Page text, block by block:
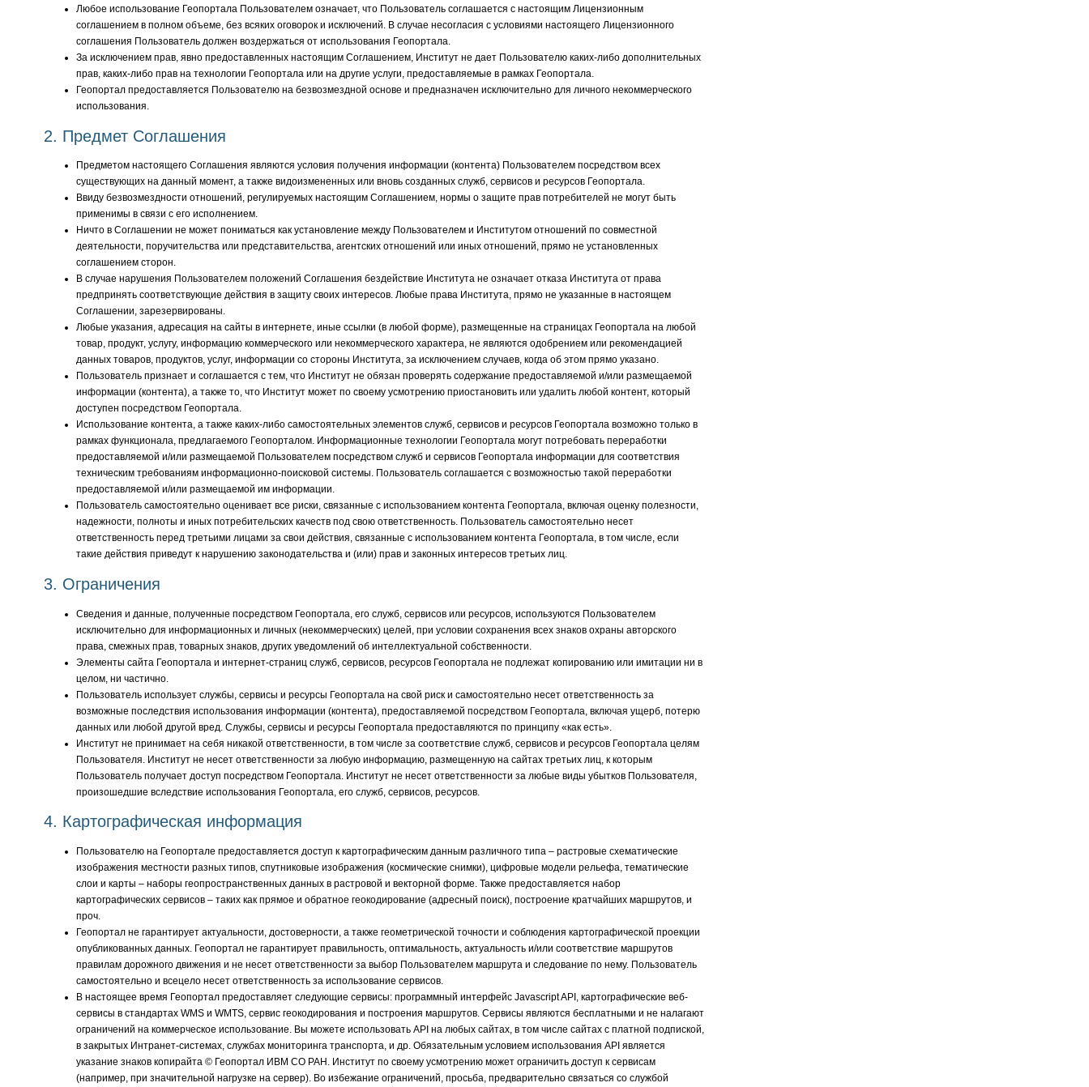
Любое использование Геопортала Пользователем означает, что Пользователь соглашается с настоящим Лицензионным
соглашением в полном объеме, без всяких оговорок и исключений. В случае несогласия с условиями настоящего Лицензионного
соглашения Пользователь должен воздержаться от использования Геопортала.
За исключением прав, явно предоставленных настоящим Соглашением, Институт не дает Пользователю каких-либо дополнительных
прав, каких-либо прав на технологии Геопортала или на другие услуги, предоставляемые в рамках Геопортала.
Геопортал предоставляется Пользователю на безвозмездной основе и предназначен исключительно для личного некоммерческого
использования.
2. Предмет Соглашения
Предметом настоящего Соглашения являются условия получения информации (контента) Пользователем посредством всех
существующих на данный момент, а также видоизмененных или вновь созданных служб, сервисов и ресурсов Геопортала.
Ввиду безвозмездности отношений, регулируемых настоящим Соглашением, нормы о защите прав потребителей не могут быть
применимы в связи с его исполнением.
Ничто в Соглашении не может пониматься как установление между Пользователем и Институтом отношений по совместной
деятельности, поручительства или представительства, агентских отношений или иных отношений, прямо не установленных
соглашением сторон.
В случае нарушения Пользователем положений Соглашения бездействие Института не означает отказа Института от права
предпринять соответствующие действия в защиту своих интересов. Любые права Института, прямо не указанные в настоящем
Соглашении, зарезервированы.
Любые указания, адресация на сайты в интернете, иные ссылки (в любой форме), размещенные на страницах Геопортала на любой
товар, продукт, услугу, информацию коммерческого или некоммерческого характера, не являются одобрением или рекомендацией
данных товаров, продуктов, услуг, информации со стороны Института, за исключением случаев, когда об этом прямо указано.
Пользователь признает и соглашается с тем, что Институт не обязан проверять содержание предоставляемой и/или размещаемой
информации (контента), а также то, что Институт может по своему усмотрению приостановить или удалить любой контент, который
доступен посредством Геопортала.
Использование контента, а также каких-либо самостоятельных элементов служб, сервисов и ресурсов Геопортала возможно только в
рамках функционала, предлагаемого Геопорталом. Информационные технологии Геопортала могут потребовать переработки
предоставляемой и/или размещаемой Пользователем посредством служб и сервисов Геопортала информации для соответствия
техническим требованиям информационно-поисковой системы. Пользователь соглашается с возможностью такой переработки
предоставляемой и/или размещаемой им информации.
Пользователь самостоятельно оценивает все риски, связанные с использованием контента Геопортала, включая оценку полезности,
надежности, полноты и иных потребительских качеств под свою ответственность. Пользователь самостоятельно несет
ответственность перед третьими лицами за свои действия, связанные с использованием контента Геопортала, в том числе, если
такие действия приведут к нарушению законодательства и (или) прав и законных интересов третьих лиц.
3. Ограничения
Сведения и данные, полученные посредством Геопортала, его служб, сервисов или ресурсов, используются Пользователем
исключительно для информационных и личных (некоммерческих) целей, при условии сохранения всех знаков охраны авторского
права, смежных прав, товарных знаков, других уведомлений об интеллектуальной собственности.
Элементы сайта Геопортала и интернет-страниц служб, сервисов, ресурсов Геопортала не подлежат копированию или имитации ни в
целом, ни частично.
Пользователь использует службы, сервисы и ресурсы Геопортала на свой риск и самостоятельно несет ответственность за
возможные последствия использования информации (контента), предоставляемой посредством Геопортала, включая ущерб, потерю
данных или любой другой вред. Службы, сервисы и ресурсы Геопортала предоставляются по принципу «как есть».
Институт не принимает на себя никакой ответственности, в том числе за соответствие служб, сервисов и ресурсов Геопортала целям
Пользователя. Институт не несет ответственности за любую информацию, размещенную на сайтах третьих лиц, к которым
Пользователь получает доступ посредством Геопортала. Институт не несет ответственности за любые виды убытков Пользователя,
произошедшие вследствие использования Геопортала, его служб, сервисов, ресурсов.
4. Картографическая информация
Пользователю на Геопортале предоставляется доступ к картографическим данным различного типа – растровые схематические
изображения местности разных типов, спутниковые изображения (космические снимки), цифровые модели рельефа, тематические
слои и карты – наборы геопространственных данных в растровой и векторной форме. Также предоставляется набор
картографических сервисов – таких как прямое и обратное геокодирование (адресный поиск), построение кратчайших маршрутов, и
проч.
Геопортал не гарантирует актуальности, достоверности, а также геометрической точности и соблюдения картографической проекции
опубликованных данных. Геопортал не гарантирует правильность, оптимальность, актуальность и/или соответствие маршрутов
правилам дорожного движения и не несет ответственности за выбор Пользователем маршрута и следование по нему. Пользователь
самостоятельно и всецело несет ответственность за использование сервисов.
В настоящее время Геопортал предоставляет следующие сервисы: программный интерфейс Javascript API, картографические веб-
сервисы в стандартах WMS и WMTS, сервис геокодирования и построения маршрутов. Сервисы являются бесплатными и не налагают
ограничений на коммерческое использование. Вы можете использовать API на любых сайтах, в том числе сайтах с платной подпиской,
в закрытых Интранет-системах, службах мониторинга транспорта, и др. Обязательным условием использования API является
указание знаков копирайта © Геопортал ИВМ СО РАН. Институт по своему усмотрению может ограничить доступ к сервисам
(например, при значительной нагрузке на сервер). Во избежание ограничений, просьба, предварительно связаться со службой